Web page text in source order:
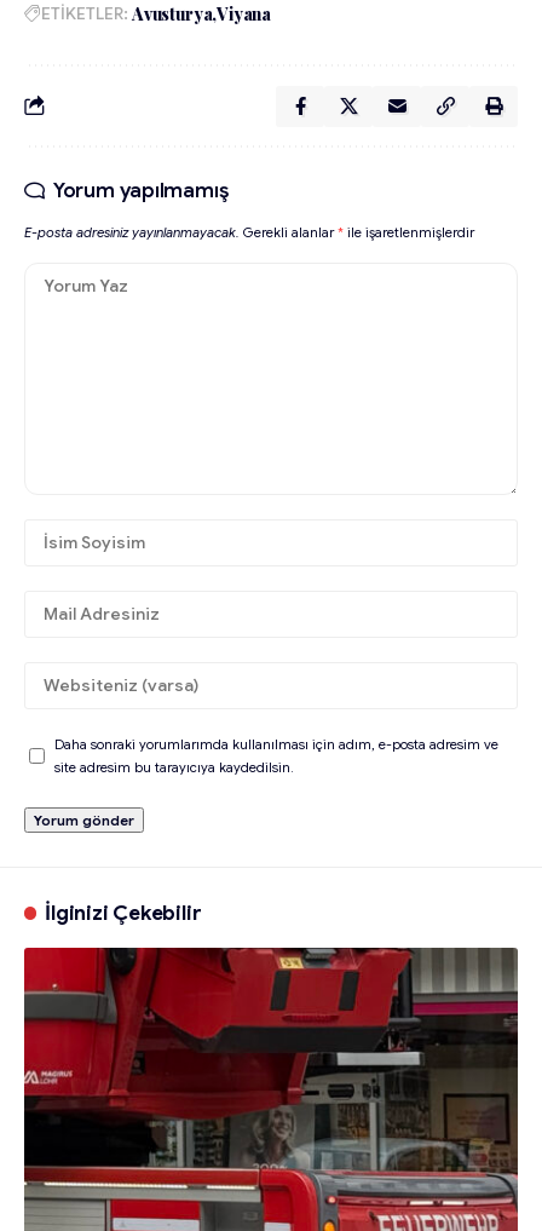
ETİKETLER: Avusturya Viyana
Yorum yapılmamış
E-posta adresiniz yayınlanmayacak. Gerekli alanlar* ile işaretlenmişlerdir
Daha sonraki yorumlarımda kullanılması için adım, e-posta adresim ve
site adresim bu tarayıcıya kaydedilsin.
İlginizi Çekebilir